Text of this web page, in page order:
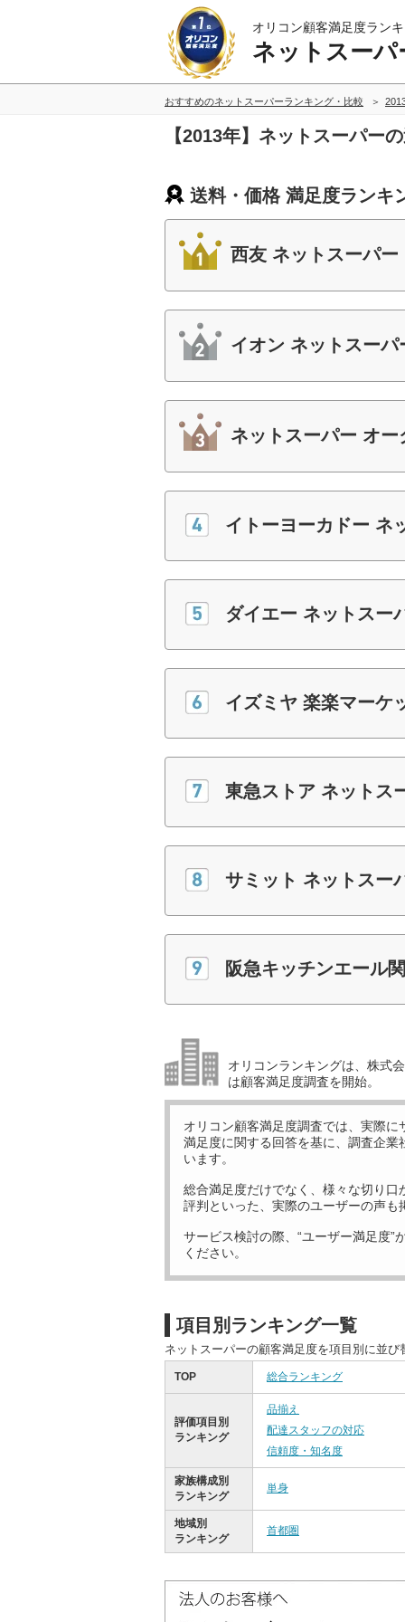
オリコン顧客満足度ラン
ネットスーパ
おすすめのネットスーパーランキング・比較
【2013年】ネットスーパー
送料・価格 満足度ランキ
西友 ネットスーパー
イオン ネットスーパ
ネットスーパー オー
イトーヨーカドー ネ
ダイエー ネットスー
イズミヤ 楽楽マーケ
東急ストア ネットス
サミット ネットスー
阪急キッチンエール
オリコンランキングは、株式
は顧客満足度調査を開始。
オリコン顧客満足度調査では、実際に
満足度に関する回答を基に、調査企業
います。
総合満足度だけでなく、様々な切り口
評判といった、実際のユーザーの声も
サービス検討の際、“ユーザー満足度”
ください。
項目別ランキング一覧
ネットスーパーの顧客満足度を項目別に並
TOP 総合ランキング
評価項目別
ランキング
品揃え
配達スタッフの対応
信頼度・知名度
家族構成別
ランキング
単身
地域別
ランキング
首都圏